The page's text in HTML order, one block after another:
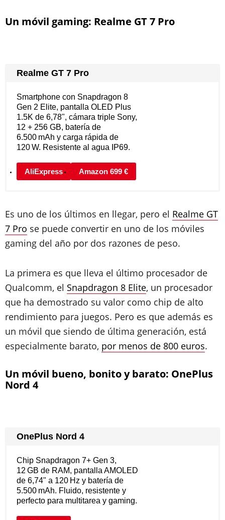
Un móvil gaming: Realme GT 7 Pro
Realme GT 7 Pro
AliExpress Amazon 699 €
Smartphone con Snapdragon 8
Gen 2 Elite, pantalla OLED Plus
1.5K de 6,78", cámara triple Sony,
12 + 256 GB, batería de
6.500 mAh y carga rápida de
120 W. Resistente al agua IP69.
Es uno de los últimos en llegar, pero el Realme GT
7 Pro se puede convertir en uno de los móviles
gaming del año por dos razones de peso.
La primera es que lleva el último procesador de
Qualcomm, el Snapdragon 8 Elite, un procesador
que ha demostrado su valor como chip de alto
rendimiento para juegos. Pero es que además es
un móvil que siendo de última generación, está
especialmente barato, por menos de 800 euros.
Un móvil bueno, bonito y barato: OnePlus
Nord 4
OnePlus Nord 4
Chip Snapdragon 7+ Gen 3,
12 GB de RAM, pantalla AMOLED
de 6,74" a 120 Hz y batería de
5.500 mAh. Fluido, resistente y
perfecto para multitarea y gaming.